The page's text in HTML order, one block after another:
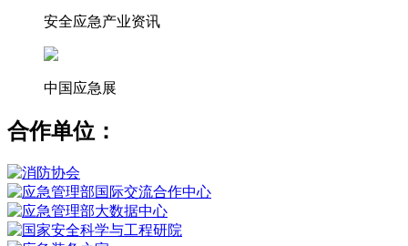
安全应急产业资讯
中国应急展
合作单位：